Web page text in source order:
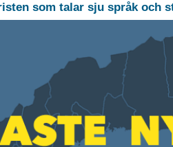
som talar sju språk och